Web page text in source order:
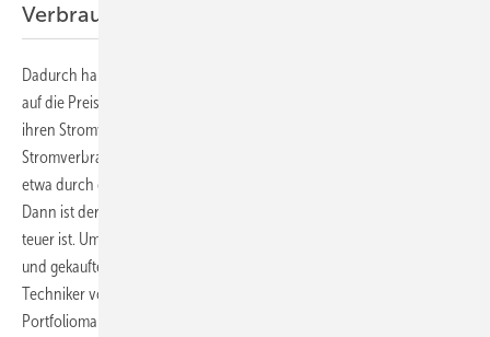
Verbrauch an den Marktpreis orientieren
Dadurch haben die Kunden von Awattar wiederum die Möglichkeit,
auf die Preissignale an der Börse zu reagieren und entsprechend
ihren Stromverbrauch zu steuern. So können sie ihre großen
Stromverbraucher dann einschalten, wenn der Preis am Spotmarkt
etwa durch die Einspeisung großer Mengen an Solarstrom gering ist.
Dann ist der Stromverbrauch niedriger, wenn die Energie am Markt
teuer ist. Um die dafür notwendigen Echtzeitdaten zu den benötigten
und gekauften Strommengen austauschen zu können, haben die
Techniker von Next Kraftwerke über eine API-Schnittstelle das
Portfoliomanagementsystem von Awattar an Nextra angeschlossen.